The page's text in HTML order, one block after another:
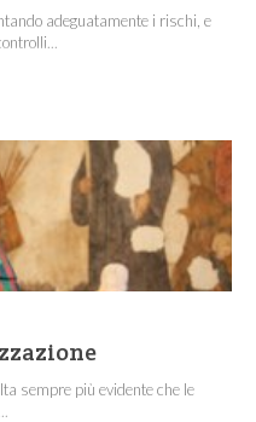
adeguatamente i rischi, e
sempre più evidente che le